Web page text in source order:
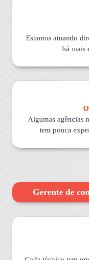
Estamos atuando
há mais
Algumas agências
tem pouca
Gerente de